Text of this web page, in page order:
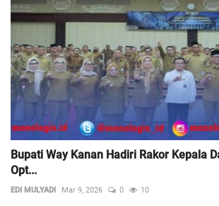
Bupati Way Kanan Hadiri Rakor Kepala
Opt...
EDI MULYADI Mar 9, 2026 0 10